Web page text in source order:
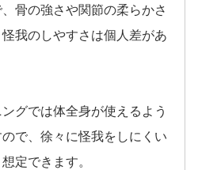
骨の強さや関節の柔らかさ
我のしやすさは個人差があ
グでは体全身が使えるよう
で、徐々に怪我をしにくい
定できます。